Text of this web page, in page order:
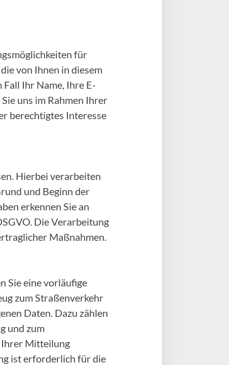
für
von Ihnen in diesem
Ihr Name, Ihre E-
uns im Rahmen Ihrer
berechtigtes Interesse
Hierbei verarbeiten
und Beginn der
erkennen Sie an
Die Verarbeitung
Maßnahmen.
Sie eine vorläufige
zum Straßenverkehr
Daten. Dazu zählen
und zum
Ihrer Mitteilung
ist erforderlich für die